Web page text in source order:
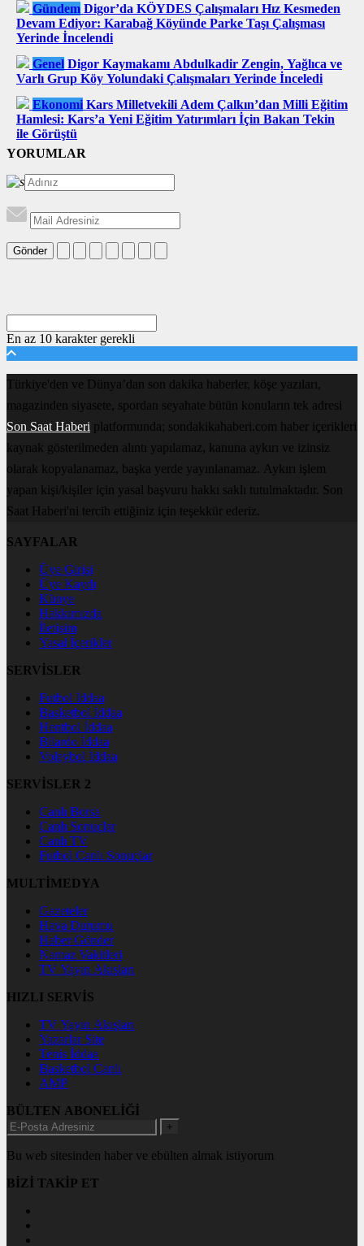
Gündem Digor’da KÖYDES Çalışmaları Hız Kesmeden
Devam Ediyor: Karabağ Köyünde Parke Taşı Çalışması
Yerinde İncelendi
Genel Digor Kaymakamı Abdulkadir Zengin, Yağlıca ve
Varlı Grup Köy Yolundaki Çalışmaları Yerinde İnceledi
Ekonomi Kars Milletvekili Adem Çalkın’dan Milli Eğitim
Hamlesi: Kars’a Yeni Eğitim Yatırımları İçin Bakan Tekin
ile Görüştü
YORUMLAR
Gönder
En az 10 karakter gerekli
Türkiye'den ve Dünya’dan son dakika haberler, köşe yazıları,
magazinden siyasete, spordan seyahate bütün konuların tek adresi
Son Saat Haberi platformunda; sondakikahaberi.com haber içerikleri
kaynak gösterilmeden alıntı yapılamaz, kanuna aykırı ve izinsiz
olarak kopyalanamaz, başka yerde yayınlanamaz. Aykırı işlem
yapan kişi/kişiler için yasal başvuru hakkı saklı tutulmaktadır. Son
Saat Haberi'ni tercih ettiğiniz için teşekkür ederiz.
SAYFALAR
Üye Girişi
Üye Kaydı
Künye
Hakkımızda
İletişim
Yasal İçerikler
SERVİSLER
Futbol İddaa
Basketbol İddaa
Hentbol İddaa
Bilardo İddaa
Voleybol İddaa
SERVİSLER 2
Canlı Borsa
Canlı Sonuçlar
Canlı TV
Futbol Canlı Sonuçlar
MULTİMEDYA
Gazeteler
Hava Durumu
Haber Gönder
Namaz Vakitleri
TV Yayın Akışları
HIZLI SERVİS
TV Yayın Akışları
Yazarlar Site
Tenis İddaa
Basketbol Canlı
AMP
BÜLTEN ABONELİĞİ
+
Bu web sitesinden haber ve ebülten almak istiyorum
BİZİ TAKİP ET